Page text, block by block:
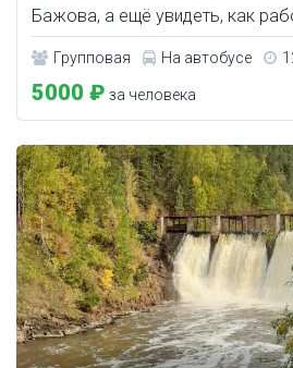
Бажова, а ещё увидеть, как
Групповая На автобусе
5000 ₽ за человека